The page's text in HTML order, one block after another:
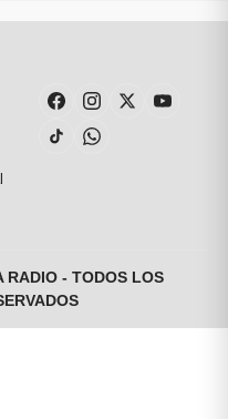
RADIO - TODOS LOS